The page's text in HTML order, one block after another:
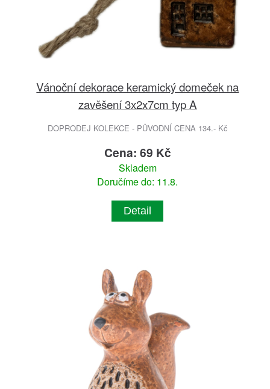
Vánoční dekorace keramický domeček na
zavěšení 3x2x7cm typ A
DOPRODEJ KOLEKCE - PŮVODNÍ CENA 134.- Kč
Cena: 69 Kč
Skladem
Doručíme do: 11.8.
Detail